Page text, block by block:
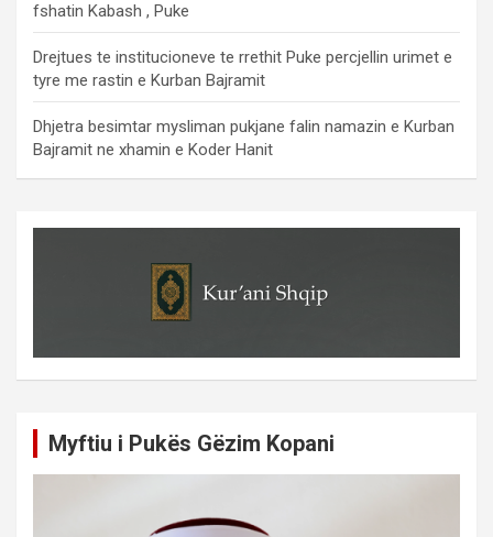
fshatin Kabash , Puke
Drejtues te institucioneve te rrethit Puke percjellin urimet e
tyre me rastin e Kurban Bajramit
Dhjetra besimtar mysliman pukjane falin namazin e Kurban
Bajramit ne xhamin e Koder Hanit
Myftiu i Pukës Gëzim Kopani